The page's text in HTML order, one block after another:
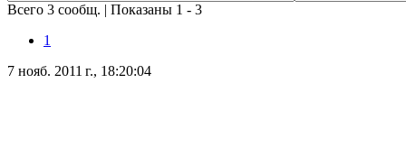
Всего 3 сообщ. | Показаны 1 - 3
1
7 нояб. 2011 г., 18:20:04